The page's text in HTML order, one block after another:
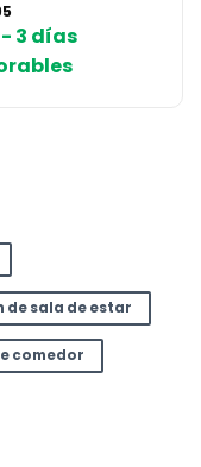
- 3 días
de sala de estar
comedor